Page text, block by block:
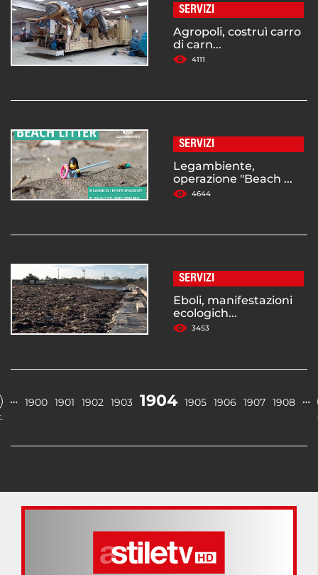
SERVIZI
Agropoli, costruì carro
di carn...
4111
SERVIZI
Legambiente,
operazione "Beach ...
4644
SERVIZI
Eboli, manifestazioni
ecologich...
3453
… 1900 1901 1902 1903 1904 1905 1906 1907 1908 …